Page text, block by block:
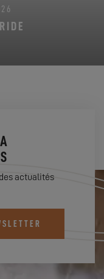
actualités